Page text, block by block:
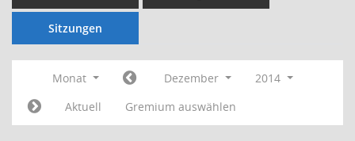
Sitzungen
Monat Dezember
2014
Aktuell
Gremium auswählen